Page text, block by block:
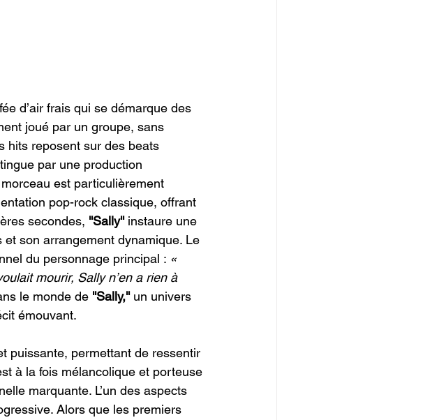
d’air frais qui se démarque des
joué par un groupe, sans
hits reposent sur des beats
par une production
est particulièrement
pop-rock classique, offrant
secondes, ''Sally'' instaure une
son arrangement dynamique. Le
du personnage principal : «
mourir, Sally n’en a rien à
le monde de ''Sally,'' un univers
émouvant.
puissante, permettant de ressentir
à la fois mélancolique et porteuse
marquante. L’un des aspects
Alors que les premiers